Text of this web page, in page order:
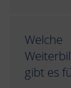
Welche
gibt es